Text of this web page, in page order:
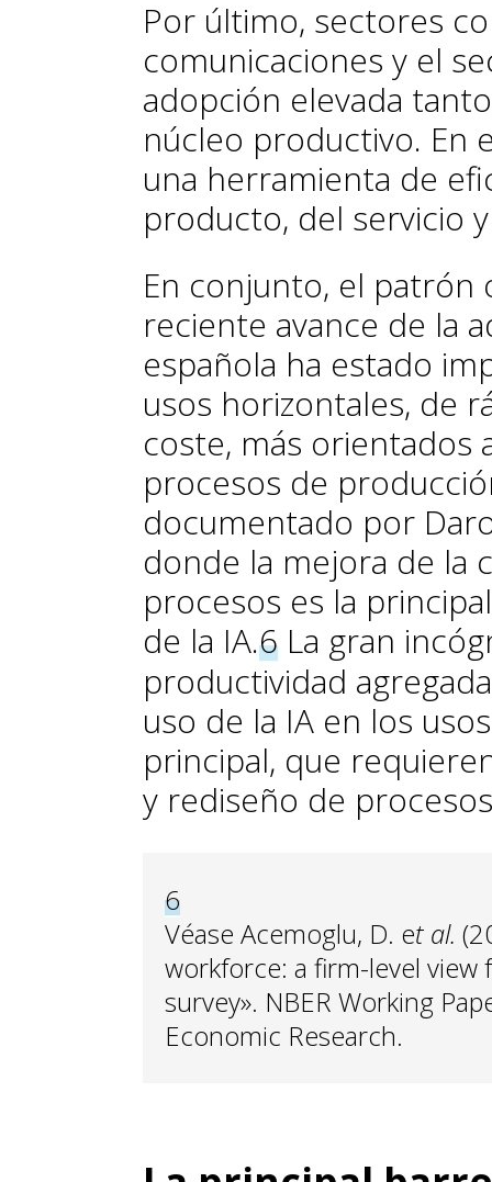
Por último, sectores
comunicaciones y el
adopción elevada
núcleo productivo. En
una herramienta de
producto, del servicio
En conjunto, el patrón
reciente avance de la
española ha estado
usos horizontales, de
coste, más orientados
procesos de
documentado por
donde la mejora de la
procesos es la
de la IA.6 La gran
productividad
uso de la IA en los
principal, que
y rediseño de
6
Véase Acemoglu, D. et al.
workforce: a firm-level
survey». NBER Working
Economic Research.